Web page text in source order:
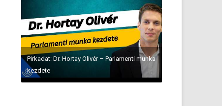
Pirkadat: Dr. Hortay Olivér – Parlamenti munka
kezdete